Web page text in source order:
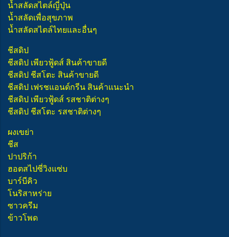
น้ำสลัดสไตล์ญี่ปุ่น
น้ำสลัดเพื่อสุขภาพ
น้ำสลัดสไตล์ไทยและอื่นๆ
ชีสดิป
ชีสดิป เพียวฟู้ดส์ สินค้าขายดี
ชีสดิป ชีสโตะ สินค้าขายดี
ชีสดิป เฟรชแอนด์กรีน สินค้าแนะนำ
ชีสดิป เพียวฟู้ดส์ รสชาติต่างๆ
ชีสดิป ชีสโตะ รสชาติต่างๆ
ผงเขย่า
ชีส
ปาปริก้า
ฮอตสไปซี่วิงแซ่บ
บาร์บีคิว
โนริสาหร่าย
ซาวครีม
ข้าวโพด